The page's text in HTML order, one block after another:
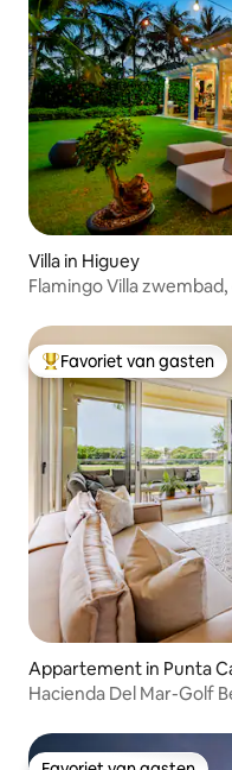
Villa in Higuey
Flamingo Villa
Topfavoriet van gasten
Favoriet van gasten
Appartement in Punta
Hacienda Del Mar-Golf